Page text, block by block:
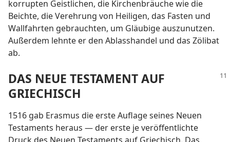
korrupten Geistlichen, die Kirchenbräuche wie die
Beichte, die Verehrung von Heiligen, das Fasten und
Wallfahrten gebrauchten, um Gläubige auszunutzen.
Außerdem lehnte er den Ablasshandel und das Zölibat
ab.
DAS NEUE TESTAMENT AUF
GRIECHISCH
1516 gab Erasmus die erste Auflage seines Neuen
Testaments heraus — der erste je veröffentlichte